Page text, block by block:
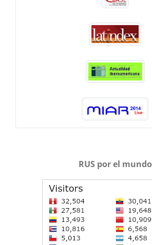
RUS por el mundo